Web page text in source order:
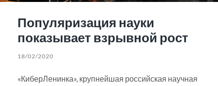
Популяризация науки
показывает взрывной рост
18/02/2020
«КиберЛенинка», крупнейшая российская научная